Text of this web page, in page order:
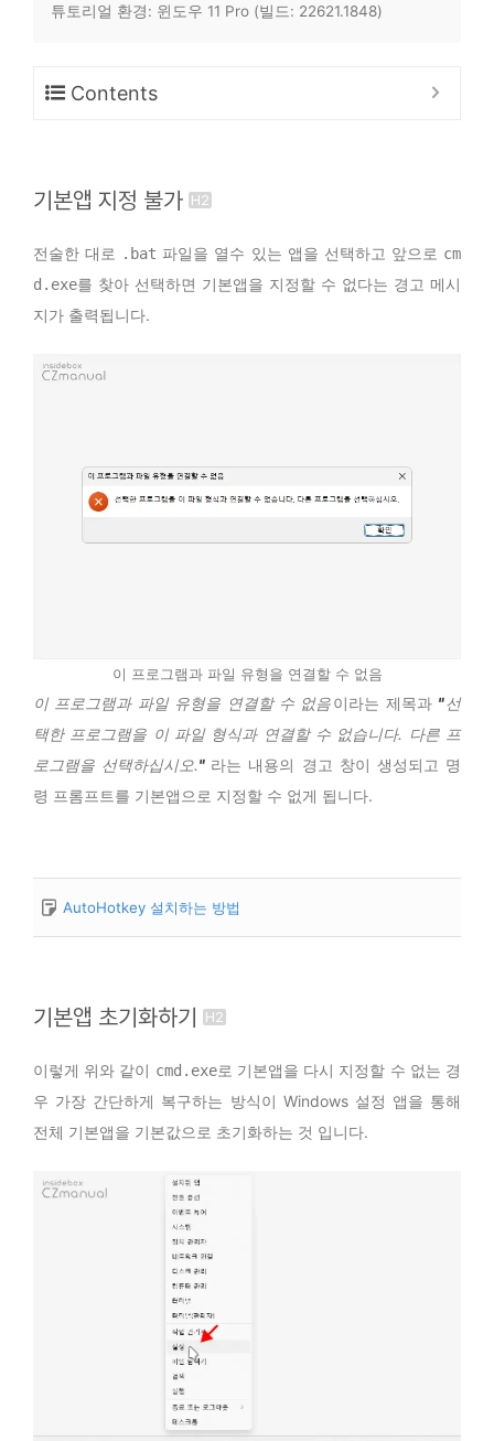
튜토리얼 환경: 윈도우 11 Pro (빌드: 22621.1848)
Contents
기본앱 지정 불가
전술한 대로 .bat 파일을 열수 있는 앱을 선택하고 앞으로 cm
d.exe를 찾아 선택하면 기본앱을 지정할 수 없다는 경고 메시
지가 출력됩니다.
이 프로그램과 파일 유형을 연결할 수 없음
이 프로그램과 파일 유형을 연결할 수 없음이라는 제목과
선
택한 프로그램을 이 파일 형식과 연결할 수 없습니다. 다른 프
로그램을 선택하십시오.
라는 내용의 경고 창이 생성되고 명
령 프롬프트를 기본앱으로 지정할 수 없게 됩니다.
AutoHotkey 설치하는 방법
기본앱 초기화하기
이렇게 위와 같이 cmd.exe로 기본앱을 다시 지정할 수 없는 경
우 가장 간단하게 복구하는 방식이 Windows 설정 앱을 통해
전체 기본앱을 기본값으로 초기화하는 것 입니다.